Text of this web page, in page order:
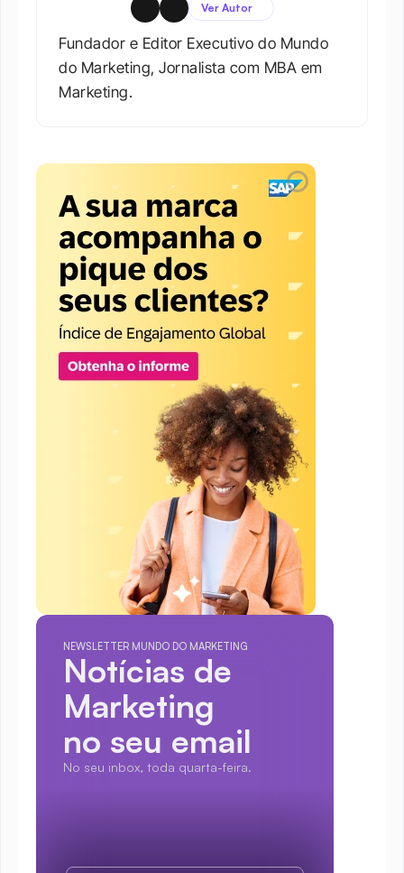
Ver Autor
Fundador e Editor Executivo do Mundo
do Marketing, Jornalista com MBA em
Marketing.
NEWSLETTER MUNDO DO MARKETING
Notícias de
Marketing
no seu email
No seu inbox, toda quarta-feira.